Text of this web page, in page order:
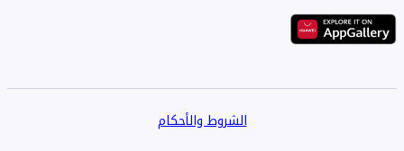
الشروط والأحكام